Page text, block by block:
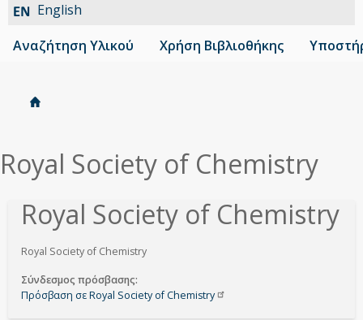
English
Αναζήτηση Υλικού
Χρήση Βιβλιοθήκης
Breadcrumbs
Είστε
Royal Society of Chemistry
Royal Society of Chemistry
Royal Society of Chemistry
Σύνδεσμος πρόσβασης
Πρόσβαση σε Royal Society ofChemistry